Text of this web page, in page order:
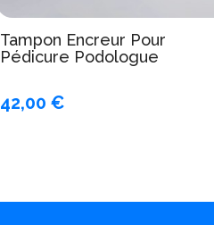
Tampon Encreur Pour
Pédicure Podologue
42,00 €